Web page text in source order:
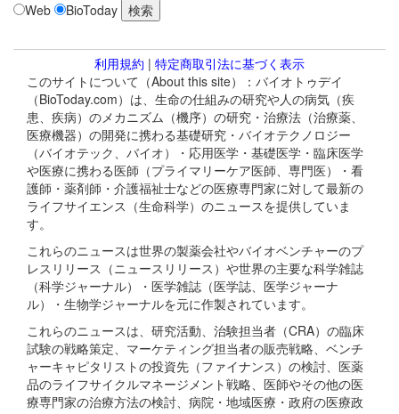
Web BioToday
利用規約 | 特定商取引法に基づく表示
このサイトについて（About this site）：バイオトゥデイ
（BioToday.com）は、生命の仕組みの研究や人の病気（疾
患、疾病）のメカニズム（機序）の研究・治療法（治療薬、
医療機器）の開発に携わる基礎研究・バイオテクノロジー
（バイオテック、バイオ）・応用医学・基礎医学・臨床医学
や医療に携わる医師（プライマリーケア医師、専門医）・看
護師・薬剤師・介護福祉士などの医療専門家に対して最新の
ライフサイエンス（生命科学）のニュースを提供していま
す。
これらのニュースは世界の製薬会社やバイオベンチャーのプ
レスリリース（ニュースリリース）や世界の主要な科学雑誌
（科学ジャーナル）・医学雑誌（医学誌、医学ジャーナ
ル）・生物学ジャーナルを元に作製されています。
これらのニュースは、研究活動、治験担当者（CRA）の臨床
試験の戦略策定、マーケティング担当者の販売戦略、ベンチ
ャーキャピタリストの投資先（ファイナンス）の検討、医薬
品のライフサイクルマネージメント戦略、医師やその他の医
療専門家の治療方法の検討、病院・地域医療・政府の医療政